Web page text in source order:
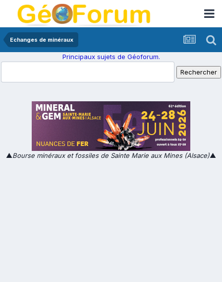
Echanges de minéraux
Principaux sujets de Géoforum.
▲Bourse minéraux et fossiles de Sainte Marie aux Mines (Alsace)▲